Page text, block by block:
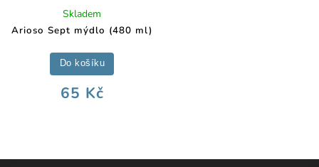
Arioso Sept mýdlo (480 ml)
Skladem
65 Kč
Do košíku